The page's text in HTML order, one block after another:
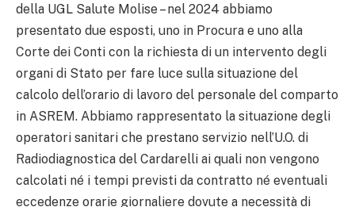
della UGL Salute Molise – nel 2024 abbiamo
presentato due esposti, uno in Procura e uno alla
Corte dei Conti con la richiesta di un intervento degli
organi di Stato per fare luce sulla situazione del
calcolo dell’orario di lavoro del personale del comparto
in ASREM. Abbiamo rappresentato la situazione degli
operatori sanitari che prestano servizio nell’U.O. di
Radiodiagnostica del Cardarelli ai quali non vengono
calcolati né i tempi previsti da contratto né eventuali
eccedenze orarie giornaliere dovute a necessità di